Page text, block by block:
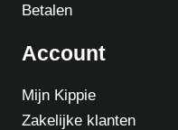
Betalen
Account
Mijn Kippie
Zakelijke klanten